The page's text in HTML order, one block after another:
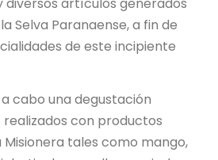
Selva Paranaense, a fin de
de este incipiente
cabo una degustación
con productos
Misionera tales como mango,